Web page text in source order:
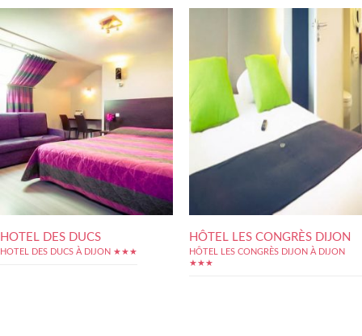
HOTEL DES DUCS
HOTEL DES DUCS À DIJON ★★★
HÔTEL LES CONGRÈS DIJON
HÔTEL LES CONGRÈS DIJON À DIJON
★★★